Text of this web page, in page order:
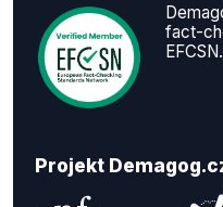
fact-
EFCSN.
Projekt